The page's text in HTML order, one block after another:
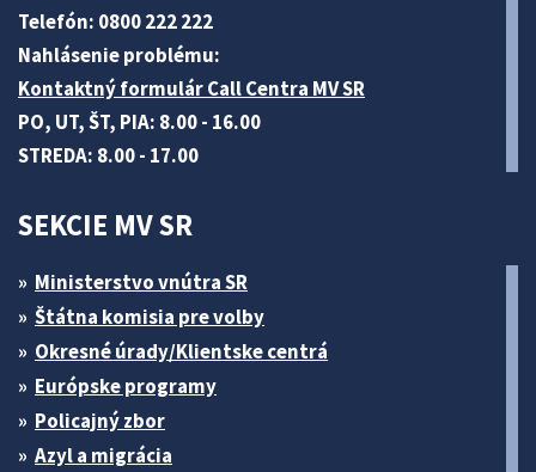
Telefón: 0800 222 222
Nahlásenie problému:
Kontaktný formulár Call Centra MV SR
PO, UT, ŠT, PIA: 8.00 - 16.00
STREDA: 8.00 - 17.00
SEKCIE MV SR
Ministerstvo vnútra SR
Štátna komisia pre volby
Okresné úrady/Klientske centrá
Európske programy
Policajný zbor
Azyl a migrácia